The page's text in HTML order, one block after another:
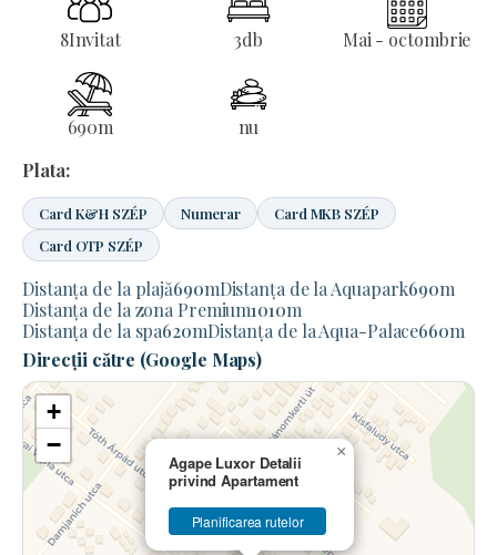
8Invitat 3db Mai - octombrie
690m
nu
Plata:
Card K&H SZÉP Numerar
Card MKB SZÉP
Card OTP SZÉP
Distanța de la plajă690mDistanța de la Aquapark690m
Distanța de la zona Premium1010m
Distanța de la spa620mDistanța de la Aqua-Palace660m
Direcții către (Google Maps)
Agape Luxor Detalii
privind Apartament
Planificarea rutelor
×
+
−